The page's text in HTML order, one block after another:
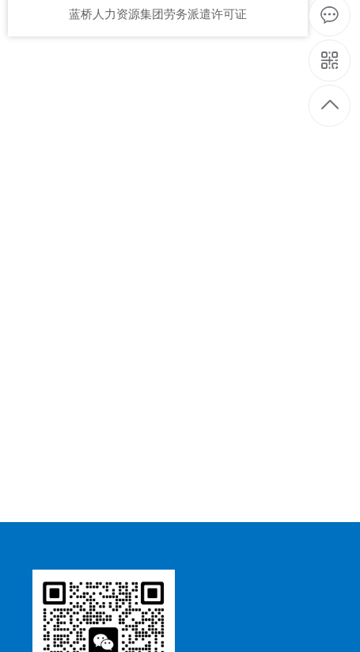
蓝桥人力资源集团劳务派遣许可证